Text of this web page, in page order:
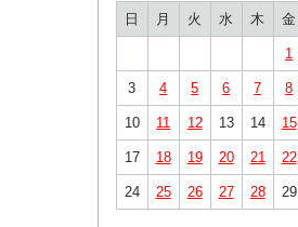
日
月 火 水 木 金
1
3 4 5 6 7 8
10 11 12 13 14 15
17 18 19 20 21 22
24 25 26 27 28 29